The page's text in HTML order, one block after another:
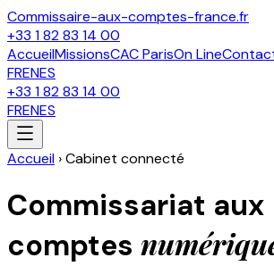
Commissaire-aux-comptes-france.fr
+33 1 82 83 14 00
AccueilMissionsCAC ParisOn Line
FRENES
+33 1 82 83 14 00
FRENES
Accueil ›Cabinet connecté
Commissariat aux
comptes